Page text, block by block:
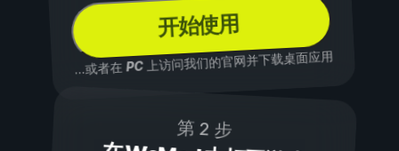
开始使用
...或者在PC上访问我们的官网并下载桌面应用
第 2 步